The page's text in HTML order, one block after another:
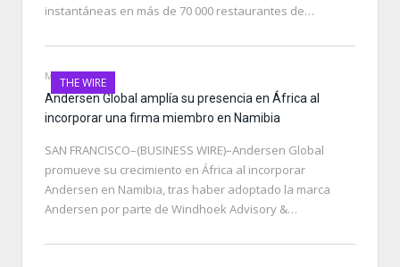
instantáneas en más de 70 000 restaurantes de…
THE WIRE
MAY 10, 2026
Andersen Global amplía su presencia en África al
incorporar una firma miembro en Namibia
SAN FRANCISCO–(BUSINESS WIRE)–Andersen Global
promueve su crecimiento en África al incorporar
Andersen en Namibia, tras haber adoptado la marca
Andersen por parte de Windhoek Advisory &…